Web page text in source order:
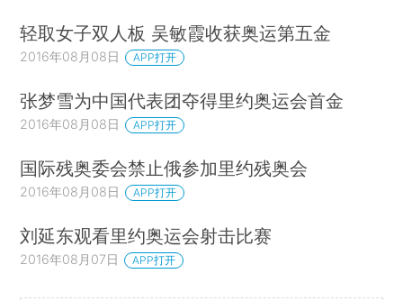
轻取女子双人板 吴敏霞收获奥运第五金
2016年08月08日 APP打开
张梦雪为中国代表团夺得里约奥运会首金
2016年08月08日 APP打开
国际残奥委会禁止俄参加里约残奥会
2016年08月08日 APP打开
刘延东观看里约奥运会射击比赛
2016年08月07日 APP打开